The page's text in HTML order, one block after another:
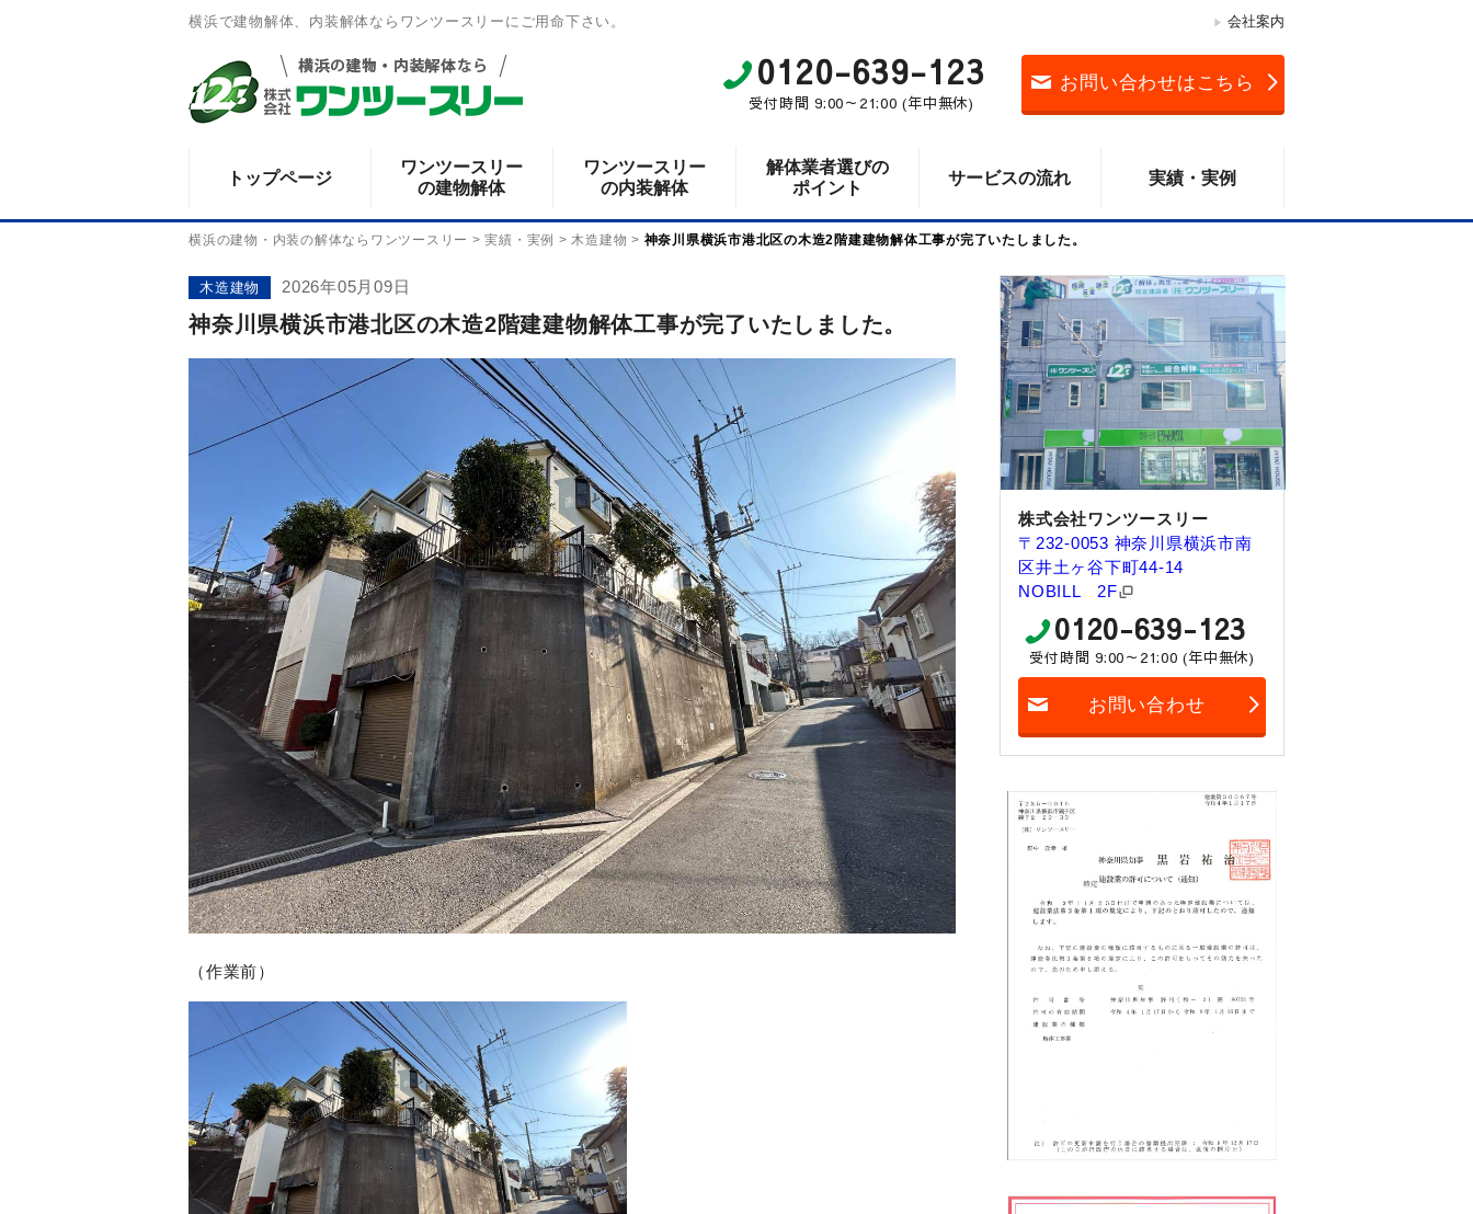
横浜で建物解体、内装解体ならワンツースリーにご用命下さい。 会社案内
0120-639-123
受付時間 9:00～21:00 (年中無休)
お問い合わせはこちら
トップページ
ワンツースリー
の建物解体
ワンツースリー
の内装解体
解体業者選びの
ポイント
サービスの流れ 実績・実例
横浜の建物・内装の解体ならワンツースリー >実績・実例 >木造建物 > 神奈川県横浜市港北区の木造2階建建物解体工事が完了いたしました。
木造建物 2026年05月09日
神奈川県横浜市港北区の木造2階建建物解体工事が完了いたしました。
（作業前）
株式会社ワンツースリー
〒232-0053 神奈川県横浜市南
区井土ヶ谷下町44-14
NOBILL 2F
0120-639-123
受付時間 9:00～21:00 (年中無休)
お問い合わせ